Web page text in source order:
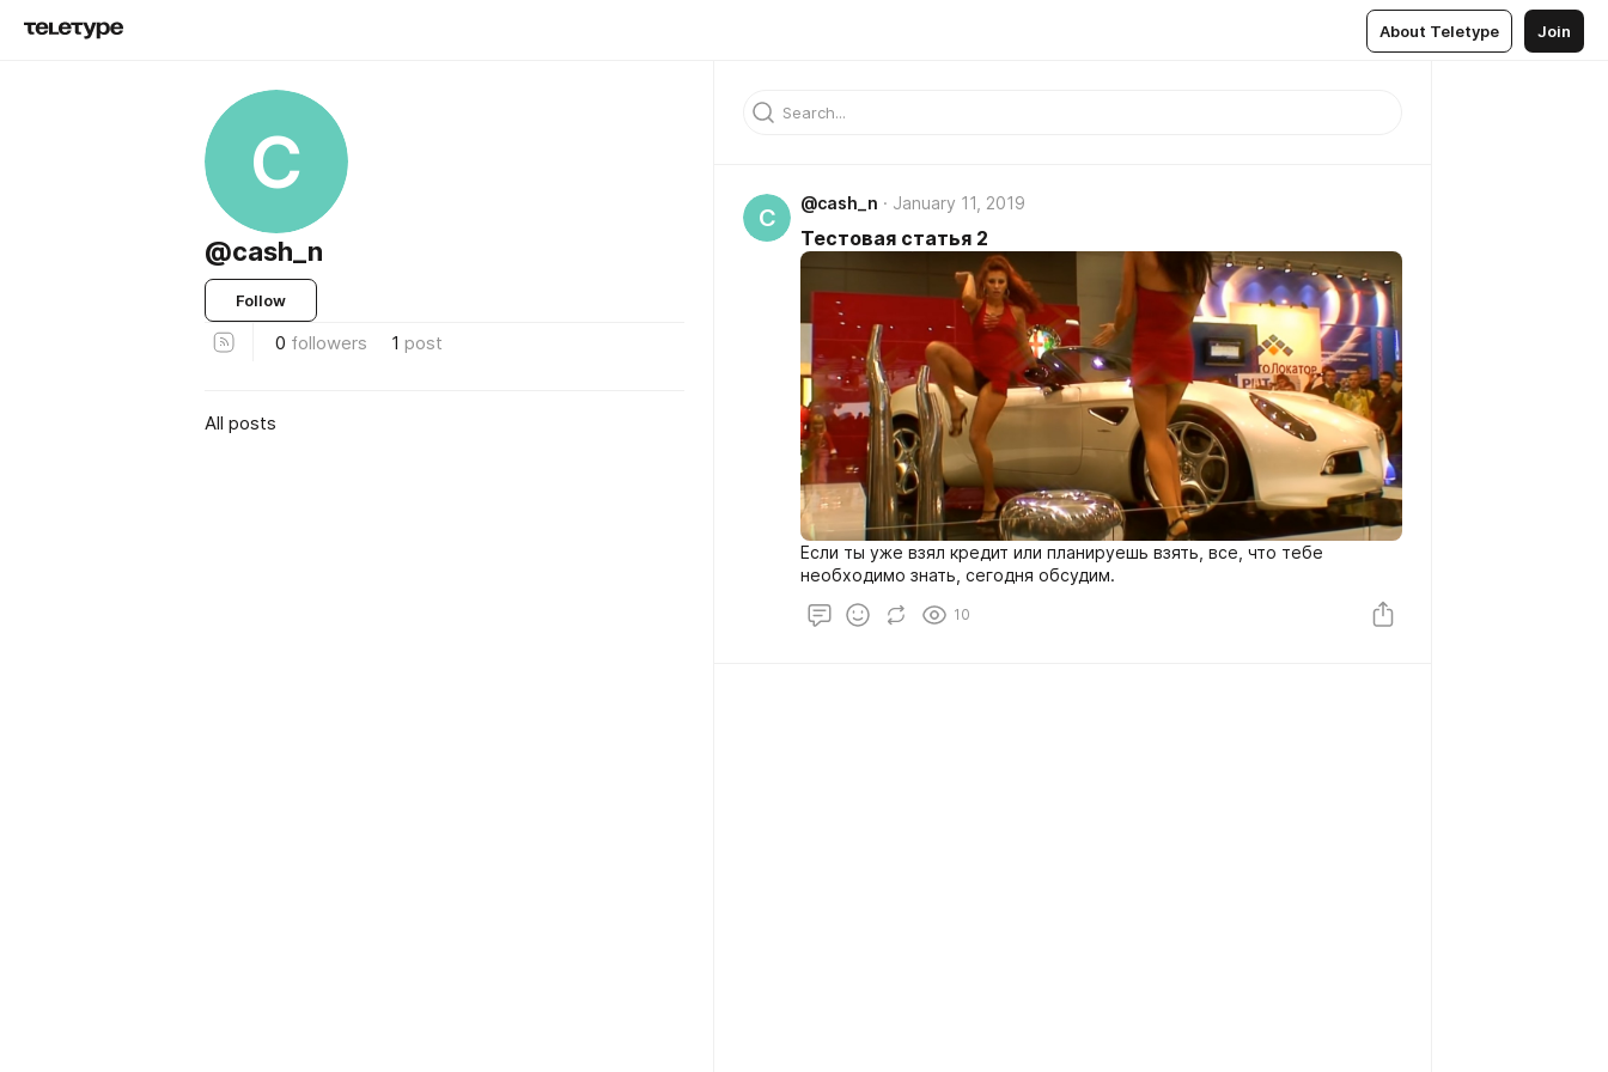
About Teletype Join
C
@cash_n
Follow
0 followers 1 post
All posts
C
@cash_n January 11, 2019
Тестовая статья 2
Если ты уже взял кредит или планируешь взять, все, что тебе
необходимо знать, сегодня обсудим.
10